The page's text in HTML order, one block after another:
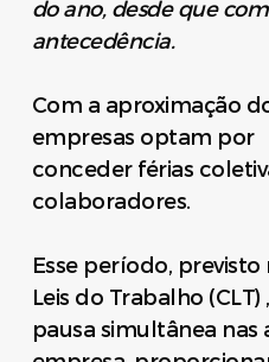
do ano, desde que
antecedência.
Com a aproximação
empresas optam por
conceder férias
colaboradores.
Esse período,
Leis do Trabalho
pausa simultânea nas